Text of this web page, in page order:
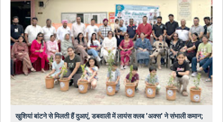
खुशियां बांटने से मिलती हैं दुआएं, डबवाली में लायंस क्लब 'अक्स' ने संभाली कमान;